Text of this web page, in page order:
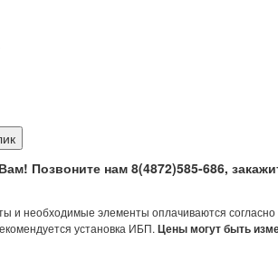
Позвоните нам 8(4872)585-686,
и необходимые элементы оплачиваются согласно
установка ИБП. Цены могут быть